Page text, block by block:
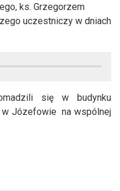
ks. Grzegorzem
uczestniczy w dniach
się w budynku
w Józefowie na wspólnej